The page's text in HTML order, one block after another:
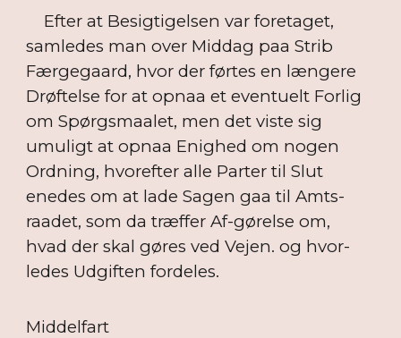
Efter at Besigtigelsen var foretaget,
samledes man over Middag paa Strib
Færgegaard, hvor der førtes en længere
Drøftelse for at opnaa et eventuelt Forlig
om Spørgsmaalet, men det viste sig
umuligt at opnaa Enighed om nogen
Ordning, hvorefter alle Parter til Slut
enedes om at lade Sagen gaa til Amts-
raadet, som da træffer Af-gørelse om,
hvad der skal gøres ved Vejen. og hvor-
ledes Udgiften fordeles.
Middelfart